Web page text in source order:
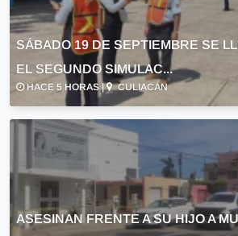
SÁBADO 19 DE SEPTIEMBRE SE
EL SEGUNDO SIMULAC...
HACE 5 HORAS | CULIACÁN
ASESINAN FRENTE A SU HIJO A